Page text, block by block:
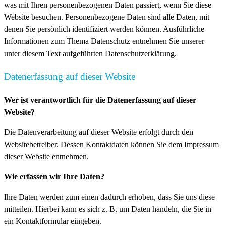
was mit Ihren personenbezogenen Daten passiert, wenn Sie diese
Website besuchen. Personenbezogene Daten sind alle Daten, mit
denen Sie persönlich identifiziert werden können. Ausführliche
Informationen zum Thema Datenschutz entnehmen Sie unserer
unter diesem Text aufgeführten Datenschutzerklärung.
Datenerfassung auf dieser Website
Wer ist verantwortlich für die Datenerfassung auf dieser
Website?
Die Datenverarbeitung auf dieser Website erfolgt durch den
Websitebetreiber. Dessen Kontaktdaten können Sie dem Impressum
dieser Website entnehmen.
Wie erfassen wir Ihre Daten?
Ihre Daten werden zum einen dadurch erhoben, dass Sie uns diese
mitteilen. Hierbei kann es sich z. B. um Daten handeln, die Sie in
ein Kontaktformular eingeben.